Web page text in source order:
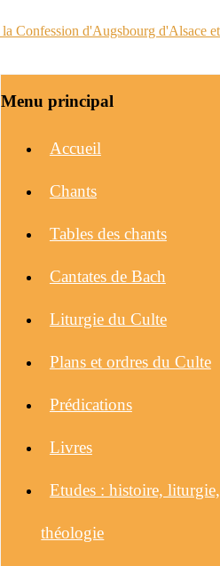
Menu principal
Accueil
Chants
Tables des chants
Cantates de Bach
Liturgie du Culte
Plans et ordres du Culte
Prédications
Livres
Etudes : histoire, liturgie,
théologie